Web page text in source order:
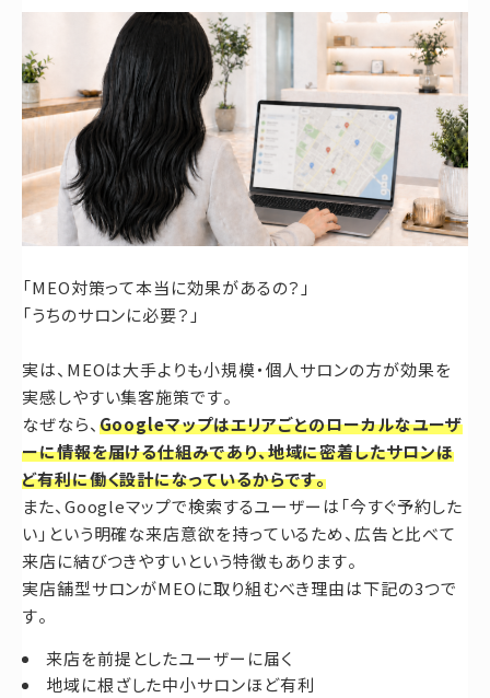
「MEO対策って本当に効果があるの？」
「うちのサロンに必要？」
実は、MEOは大手よりも小規模・個人サロンの方が効果を
実感しやすい集客施策です。
なぜなら、Googleマップはエリアごとのローカルなユーザ
ーに情報を届ける仕組みであり、地域に密着したサロンほ
ど有利に働く設計になっているからです。
また、Googleマップで検索するユーザーは「今すぐ予約した
い」という明確な来店意欲を持っているため、広告と比べて
来店に結びつきやすいという特徴もあります。
実店舗型サロンがMEOに取り組むべき理由は下記の3つで
す。
来店を前提としたユーザーに届く
地域に根ざした中小サロンほど有利